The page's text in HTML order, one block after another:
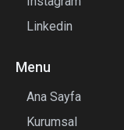
Linkedin
Menu
Ana Sayfa
Kurumsal